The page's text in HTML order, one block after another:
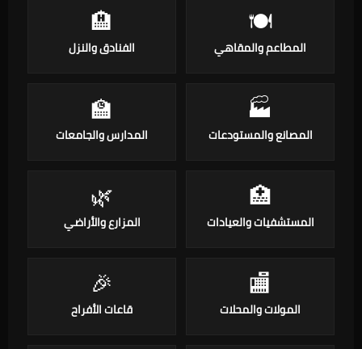
🍽️
المطاعم والمقاهي
🏨
الفنادق والنزل
🏭
المصانع والمستودعات
🏫
المدارس والجامعات
🏥
المستشفيات والعيادات
🌿
المزارع والأراضي
🏬
المولات والمحلات
🎉
قاعات الأفراح